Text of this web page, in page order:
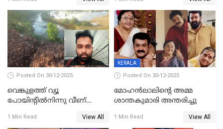
Posted On 30-12-2025
വെങ്കുളത്ത് വ്യൂ
പോയിന്റിൽനിന്നു വീണ്
1 Min Read View All
KERALA
Posted On 30-12-2025
മോഹന്‍ലാലിന്‍റെ അമ്മ
ശാന്തകുമാരി അന്തരിച്ചു
1 Min Read View All